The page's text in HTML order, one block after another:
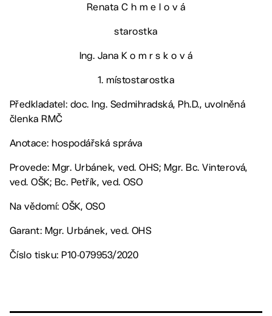
Renata C h m e l o v á
starostka
Ing. Jana K o m r s k o v á
1. místostarostka
Předkladatel: doc. Ing. Sedmihradská, Ph.D., uvolněná
členka RMČ
Anotace: hospodářská správa
Provede: Mgr. Urbánek, ved. OHS; Mgr. Bc. Vinterová,
ved. OŠK; Bc. Petřík, ved. OSO
Na vědomí: OŠK, OSO
Garant: Mgr. Urbánek, ved. OHS
Číslo tisku: P10-079953/2020